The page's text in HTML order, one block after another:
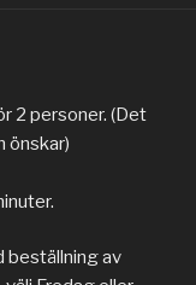
2 personer. (Det
önskar)
beställning av